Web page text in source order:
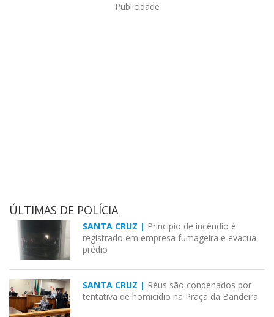
Publicidade
ÚLTIMAS DE POLÍCIA
SANTA CRUZ | Princípio de incêndio é
registrado em empresa fumageira e evacua
prédio
SANTA CRUZ | Réus são condenados por
tentativa de homicídio na Praça da Bandeira